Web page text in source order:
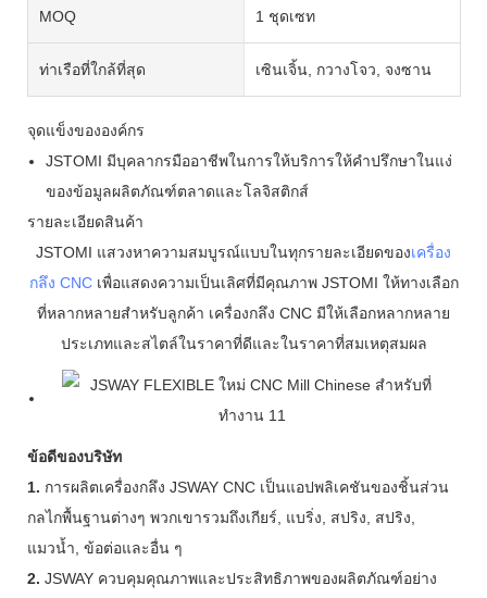
MOQ 1 ชุดเซท
ท่าเรือที่ใกล้ที่สุด เซินเจิ้น, กวางโจว, จงซาน
จุดแข็งขององค์กร
JSTOMI มีบุคลากรมืออาชีพในการให้บริการให้คำปรึกษาในแง่
ของข้อมูลผลิตภัณฑ์ตลาดและโลจิสติกส์
รายละเอียดสินค้า
JSTOMI แสวงหาความสมบูรณ์แบบในทุกรายละเอียดของเครื่อง
กลึง CNCเพื่อแสดงความเป็นเลิศที่มีคุณภาพ JSTOMI ให้ทางเลือก
ที่หลากหลายสำหรับลูกค้า เครื่องกลึง CNC มีให้เลือกหลากหลาย
ประเภทและสไตล์ในราคาที่ดีและในราคาที่สมเหตุสมผล
ข้อดีของบริษัท
1. การผลิตเครื่องกลึง JSWAY CNC เป็นแอปพลิเคชันของชิ้นส่วน
กลไกพื้นฐานต่างๆ พวกเขารวมถึงเกียร์, แบริ่ง, สปริง, สปริง,
แมวน้ำ, ข้อต่อและอื่น ๆ
2. JSWAY ควบคุมคุณภาพและประสิทธิภาพของผลิตภัณฑ์อย่าง